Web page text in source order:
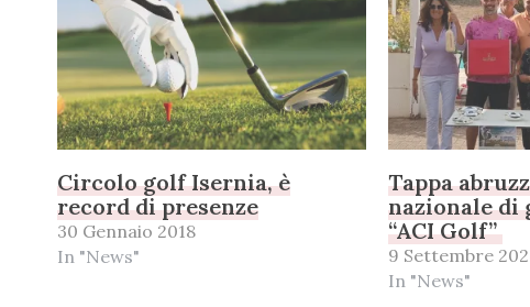
Circolo golf Isernia, è
record di presenze
30 Gennaio 2018
In "News"
Tappa
nazionale di
“ACI Golf”
9 Settembre
In "News"